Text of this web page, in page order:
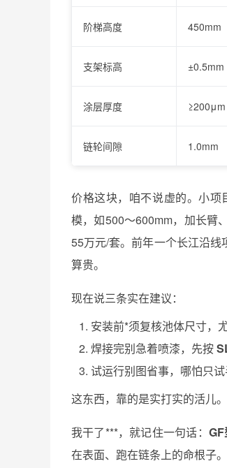
阶梯高度 450mm
支架标高 ±0.5mm
涂层厚度 ≥200μm
链轮间隙 1.0mm
价格这块，咱不说虚的。小
模，如500～600mm，加长臂
55万元/套。前年一个长江沿
算贵。
现在说三条实在建议：
安装前*须复核池体尺寸，
焊接完别急着喷漆，先按
试运行别图省事，哪怕只
这东西，靠的是实打实的活儿
我干了***，就记住一句话：
在表面、跑在链条上的命根子。